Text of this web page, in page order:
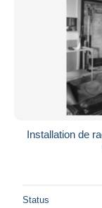
Installation de
Status